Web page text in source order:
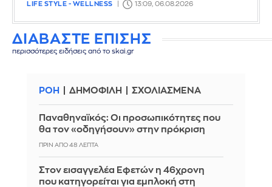
LIFE STYLE - WELLNESS 13:09, 06.08.2026
ΔΙΑΒΑΣΤΕ ΕΠΙΣΗΣ
περισσότερες ειδήσεις από το skai.gr
ΡΟΗ ΔΗΜΟΦΙΛΗ ΣΧΟΛΙΑΣΜΕΝΑ
Παναθηναϊκός: Οι προσωπικότητες που
θα τον «οδηγήσουν» στην πρόκριση
ΠΡΙΝ ΑΠΌ 48 ΛΕΠΤΆ
Στον εισαγγελέα Εφετών η 46χρονη
που κατηγορείται για εμπλοκή στη